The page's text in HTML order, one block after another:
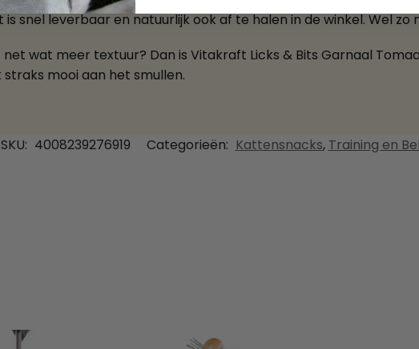
snel leverbaar en natuurlijk ook af te halen in de winkel. Wel zo
wat meer textuur? Dan is Vitakraft Licks & Bits Garnaal
mooi aan het smullen.
SKU: 4008239276919 Categorieën: Kattensnacks, Training en